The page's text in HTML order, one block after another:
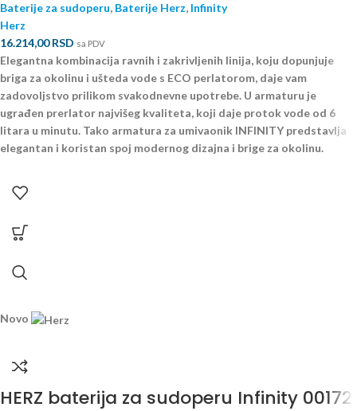
Baterije za sudoperu, Baterije Herz, Infinity
Herz
16.214,00RSD sa PDV
Elegantna kombinacija ravnih i zakrivljenih linija, koju dopunjuje
briga za okolinu i ušteda vode s ECO perlatorom, daje vam
zadovoljstvo prilikom svakodnevne upotrebe. U armaturu je
ugrađen prerlator najvišeg kvaliteta, koji daje protok vode od 6
litara u minutu. Tako armatura za umivaonik INFINITY predstavlja
elegantan i koristan spoj modernog dizajna i brige za okolinu.
Novo
HERZ baterija za sudoperu Infinity 00172